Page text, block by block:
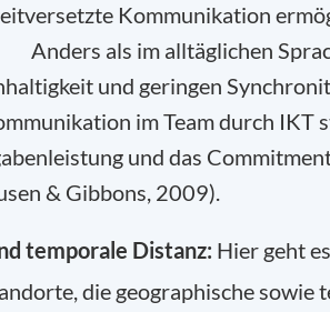
Kommunikation
als im alltäglichen
und geringen
im Team durch IKT
und das
& Gibbons, 2009).
temporale Distanz: Hier geht
die geographische sowie